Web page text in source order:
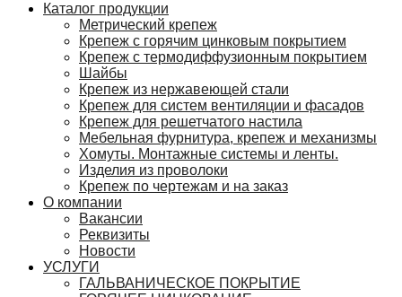
Каталог продукции
Метрический крепеж
Крепеж с горячим цинковым покрытием
Крепеж с термодиффузионным покрытием
Шайбы
Крепеж из нержавеющей стали
Крепеж для систем вентиляции и фасадов
Крепеж для решетчатого настила
Мебельная фурнитура, крепеж и механизмы
Хомуты. Монтажные системы и ленты.
Изделия из проволоки
Крепеж по чертежам и на заказ
О компании
Вакансии
Реквизиты
Новости
УСЛУГИ
ГАЛЬВАНИЧЕСКОЕ ПОКРЫТИЕ